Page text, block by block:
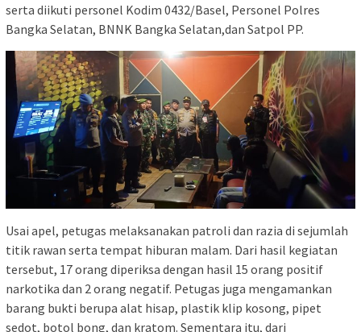
serta diikuti personel Kodim 0432/Basel, Personel Polres
Bangka Selatan, BNNK Bangka Selatan,dan Satpol PP.
Usai apel, petugas melaksanakan patroli dan razia di sejumlah
titik rawan serta tempat hiburan malam. Dari hasil kegiatan
tersebut, 17 orang diperiksa dengan hasil 15 orang positif
narkotika dan 2 orang negatif. Petugas juga mengamankan
barang bukti berupa alat hisap, plastik klip kosong, pipet
sedot, botol bong, dan kratom. Sementara itu, dari